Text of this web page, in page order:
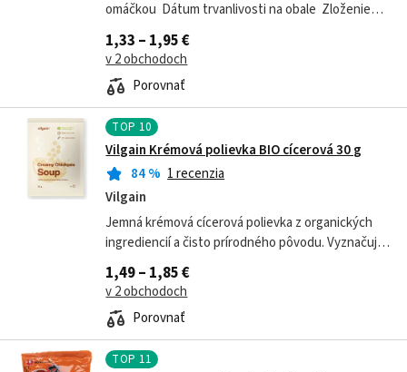
omáčkou Dátum trvanlivosti na obale Zloženie
rezancov: pšeničná múka, zemiakový škrob,
palmový olej, soľ, ochucovadlá (olej z...
1,33 – 1,95 €
v 2 obchodoch
Porovnať
TOP 10
Vilgain Krémová polievka BIO cícerová 30 g
84% 1 recenzia
Vilgain
Jemná krémová cícerová polievka z organických
ingrediencií a čisto prírodného pôvodu. Vyznačuje
sa vysokým obsahom rastlinných bielkovín (25 %) a
bohatou, prirodzene orechovou...
1,49 – 1,85 €
v 2 obchodoch
Porovnať
TOP 11